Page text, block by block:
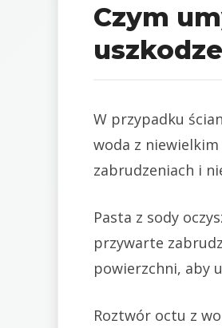
Czym
W przypadku
woda z
zabrudzeniach i
Pasta z sody
przywarte
powierzchni, aby
Roztwór octu z